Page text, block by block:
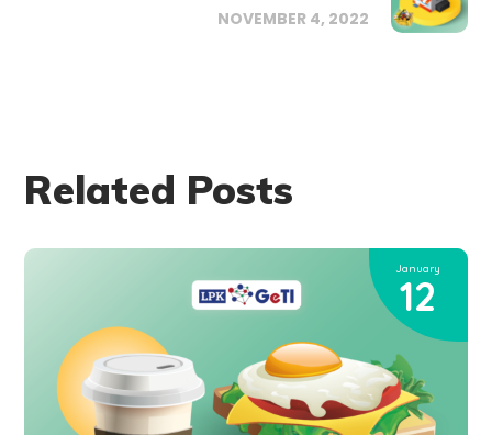
NOVEMBER 4, 2022
Related Posts
January
12